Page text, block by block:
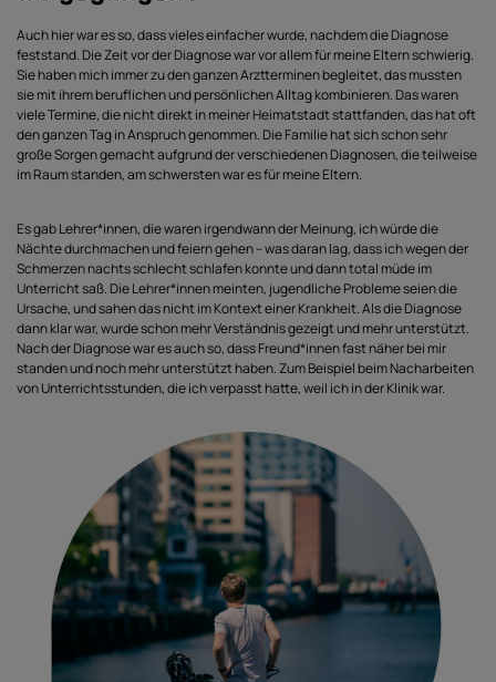
Auch hier war es so, dass vieles einfacher wurde, nachdem die Diagnose
feststand. Die Zeit vor der Diagnose war vor allem für meine Eltern schwierig.
Sie haben mich immer zu den ganzen Arztterminen begleitet, das mussten
sie mit ihrem beruflichen und persönlichen Alltag kombinieren. Das waren
viele Termine, die nicht direkt in meiner Heimatstadt stattfanden, das hat oft
den ganzen Tag in Anspruch genommen. Die Familie hat sich schon sehr
große Sorgen gemacht aufgrund der verschiedenen Diagnosen, die teilweise
im Raum standen, am schwersten war es für meine Eltern.
Es gab Lehrer*innen, die waren irgendwann der Meinung, ich würde die
Nächte durchmachen und feiern gehen – was daran lag, dass ich wegen der
Schmerzen nachts schlecht schlafen konnte und dann total müde im
Unterricht saß. Die Lehrer*innen meinten, jugendliche Probleme seien die
Ursache, und sahen das nicht im Kontext einer Krankheit. Als die Diagnose
dann klar war, wurde schon mehr Verständnis gezeigt und mehr unterstützt.
Nach der Diagnose war es auch so, dass Freund*innen fast näher bei mir
standen und noch mehr unterstützt haben. Zum Beispiel beim Nacharbeiten
von Unterrichtsstunden, die ich verpasst hatte, weil ich in der Klinik war.